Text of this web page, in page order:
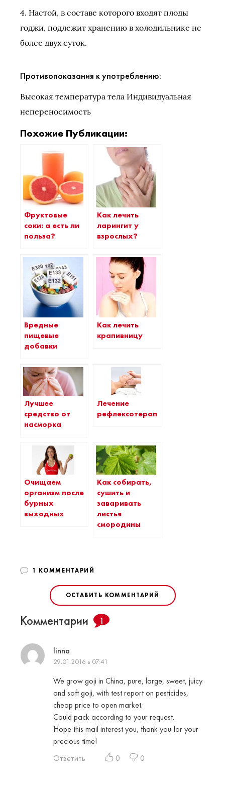
4. Настой, в составе которого входят плоды
годжи, подлежит хранению в холодильнике не
более двух суток.
Противопоказания к употреблению:
Высокая температура тела Индивидуальная
непереносимость
Похожие Публикации:
Фруктовые
соки: а есть ли
польза?
Как лечить
ларингит у
взрослых?
Вредные
пищевые
добавки
Как лечить
крапивницу
Лучшее
средство от
насморка
Лечение
рефлексотерапией
Очищаем
организм после
бурных
выходных
Как собирать,
сушить и
заваривать
листья
смородины
1 КОММЕНТАРИЙ
ОСТАВИТЬ КОММЕНТАРИЙ
Комментарии 1
linna
29.01.2016 в 07:41
We grow goji in China, pure, large, sweet, juicy
and soft goji, with test report on pesticides,
cheap price to open market.
Could pack according to your request.
Hope this mail interest you, thank you for your
precious time!
Ответить
0 0